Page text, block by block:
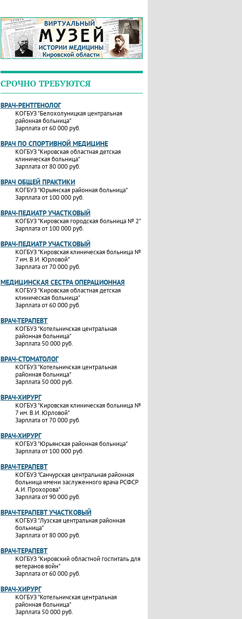
СРОЧНО ТРЕБУЮТСЯ
ВРАЧ-РЕНТГЕНОЛОГ
КОГБУЗ "Белохолуницкая центральная
районная больница"
Зарплата от 60 000 руб.
ВРАЧ ПО СПОРТИВНОЙ МЕДИЦИНЕ
КОГБУЗ "Кировская областная детская
клиническая больница"
Зарплата от 80 000 руб.
ВРАЧ ОБЩЕЙ ПРАКТИКИ
КОГБУЗ "Юрьянская районная больница"
Зарплата от 100 000 руб.
ВРАЧ-ПЕДИАТР УЧАСТКОВЫЙ
КОГБУЗ "Кировская городская больница № 2"
Зарплата от 100 000 руб.
ВРАЧ-ПЕДИАТР УЧАСТКОВЫЙ
КОГБУЗ "Кировская клиническая больница №
7 им. В.И. Юрловой"
Зарплата от 70 000 руб.
МЕДИЦИНСКАЯ СЕСТРА ОПЕРАЦИОННАЯ
КОГБУЗ "Кировская областная детская
клиническая больница"
Зарплата от 60 000 руб.
ВРАЧ-ТЕРАПЕВТ
КОГБУЗ "Котельничская центральная
районная больница"
Зарплата 50 000 руб.
ВРАЧ-СТОМАТОЛОГ
КОГБУЗ "Котельничская центральная
районная больница"
Зарплата 50 000 руб.
ВРАЧ-ХИРУРГ
КОГБУЗ "Кировская клиническая больница №
7 им. В.И. Юрловой"
Зарплата от 70 000 руб.
ВРАЧ-ХИРУРГ
КОГБУЗ "Юрьянская районная больница"
Зарплата от 100 000 руб.
ВРАЧ-ТЕРАПЕВТ
КОГБУЗ "Санчурская центральная районная
больница имени заслуженного врача РСФСР
А.И. Прохорова"
Зарплата от 90 000 руб.
ВРАЧ-ТЕРАПЕВТ УЧАСТКОВЫЙ
КОГБУЗ "Лузская центральная районная
больница"
Зарплата от 80 000 руб.
ВРАЧ-ТЕРАПЕВТ
КОГБУЗ "Кировский областной госпиталь для
ветеранов войн"
Зарплата от 60 000 руб.
ВРАЧ-ХИРУРГ
КОГБУЗ "Котельничская центральная
районная больница"
Зарплата 50 000 руб.